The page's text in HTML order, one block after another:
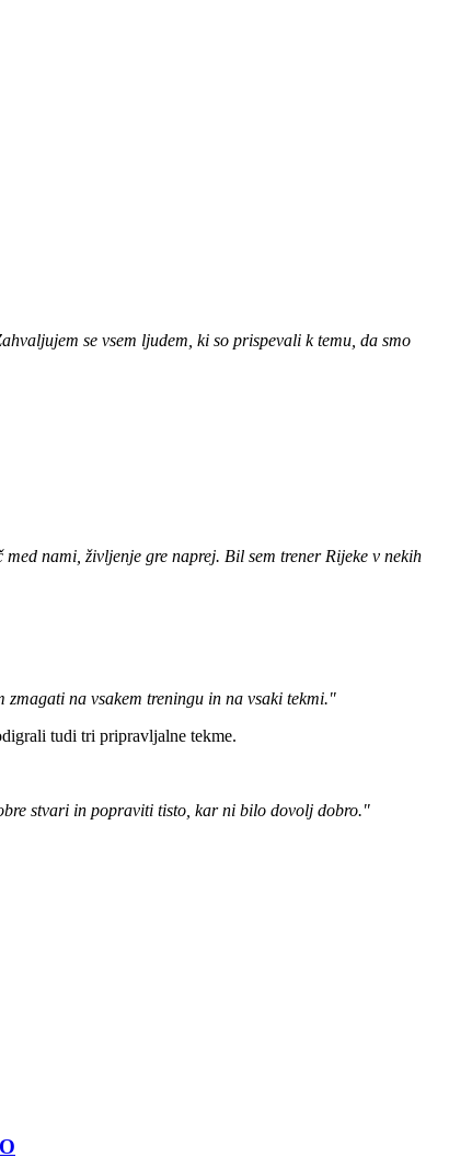
se vsem ljudem, ki so prispevali k temu, da smo
nami, življenje gre naprej. Bil sem trener Rijeke v nekih
na vsakem treningu in na vsaki tekmi."
tudi tri pripravljalne tekme.
stvari in popraviti tisto, kar ni bilo dovolj dobro."